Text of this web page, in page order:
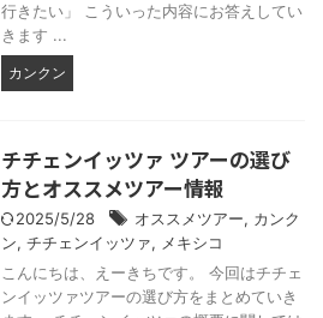
行きたい」 こういった内容にお答えしてい
きます ...
カンクン
チチェンイッツァ ツアーの選び
方とオススメツアー情報
2025/5/28 オススメツアー, カンク
ン, チチェンイッツァ, メキシコ
こんにちは、えーきちです。 今回はチチェ
ンイッツァツアーの選び方をまとめていき